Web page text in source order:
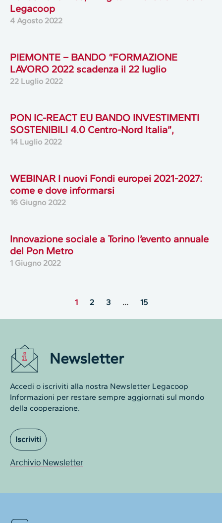
Legacoop
4 Agosto 2022
PIEMONTE – BANDO “FORMAZIONE
LAVORO 2022 scadenza il 22 luglio
22 Luglio 2022
PON IC-REACT EU BANDO INVESTIMENTI
SOSTENIBILI 4.0 Centro-Nord Italia”,
14 Luglio 2022
WEBINAR I nuovi Fondi europei 2021-2027:
come e dove informarsi
16 Giugno 2022
Innovazione sociale a Torino l’evento annuale
del Pon Metro
1 Giugno 2022
1 2 3 … 15
Newsletter
Accedi o iscriviti alla nostra Newsletter Legacoop
Informazioni per restare sempre aggiornati sul mondo
della cooperazione.
Iscriviti
Archivio Newsletter